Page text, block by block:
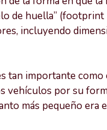
de huella”
incluyendo
tan importante
vehículos por su
más pequeño